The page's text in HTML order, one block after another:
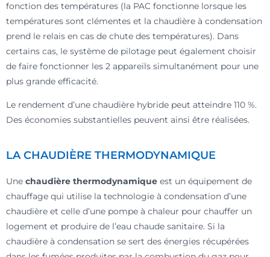
fonction des températures (la PAC fonctionne lorsque les
températures sont clémentes et la chaudière à condensation
prend le relais en cas de chute des températures). Dans
certains cas, le système de pilotage peut également choisir
de faire fonctionner les 2 appareils simultanément pour une
plus grande efficacité.
Le rendement d’une chaudière hybride peut atteindre 110 %.
Des économies substantielles peuvent ainsi être réalisées.
LA CHAUDIÈRE THERMODYNAMIQUE
Une chaudière thermodynamique est un équipement de
chauffage qui utilise la technologie à condensation d’une
chaudière et celle d’une pompe à chaleur pour chauffer un
logement et produire de l’eau chaude sanitaire. Si la
chaudière à condensation se sert des énergies récupérées